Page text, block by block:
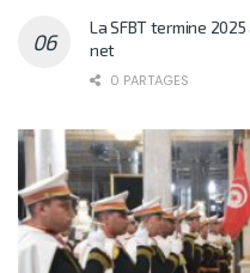
La SFBT termine
net
0 PARTAGES